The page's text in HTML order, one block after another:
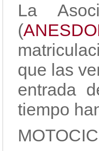
La
(
que las
entrada
tiempo